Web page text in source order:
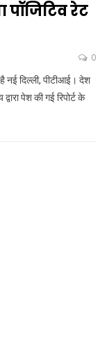
पॉजिटिव रेट
0
है नई दिल्ली, पीटीआई। देश
पेश की गई रिपोर्ट के